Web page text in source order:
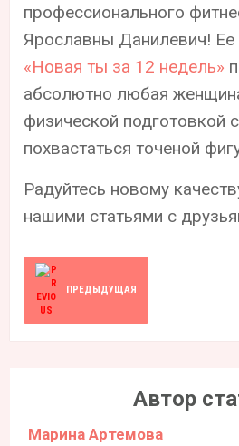
профессионального
Ярославны Данилевич! Ее
«Новая ты за 12 недель»
абсолютно любая
физической подготовкой
похвастаться точеной
Радуйтесь новому
нашими статьями с
ПРЕДЫДУЩАЯ
Автор
Марина Артемова